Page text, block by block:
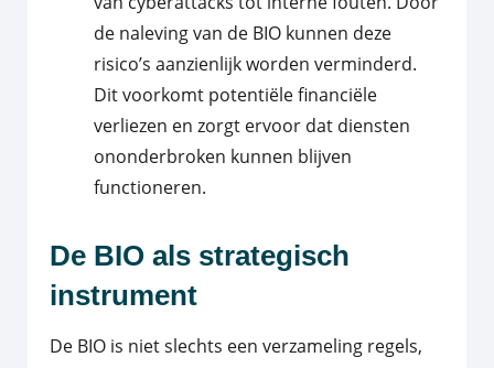
de naleving van de BIO kunnen deze
risico’s aanzienlijk worden verminderd.
Dit voorkomt potentiële financiële
verliezen en zorgt ervoor dat diensten
ononderbroken kunnen blijven
functioneren.
De BIO als strategisch
instrument
De BIO is niet slechts een verzameling regels,